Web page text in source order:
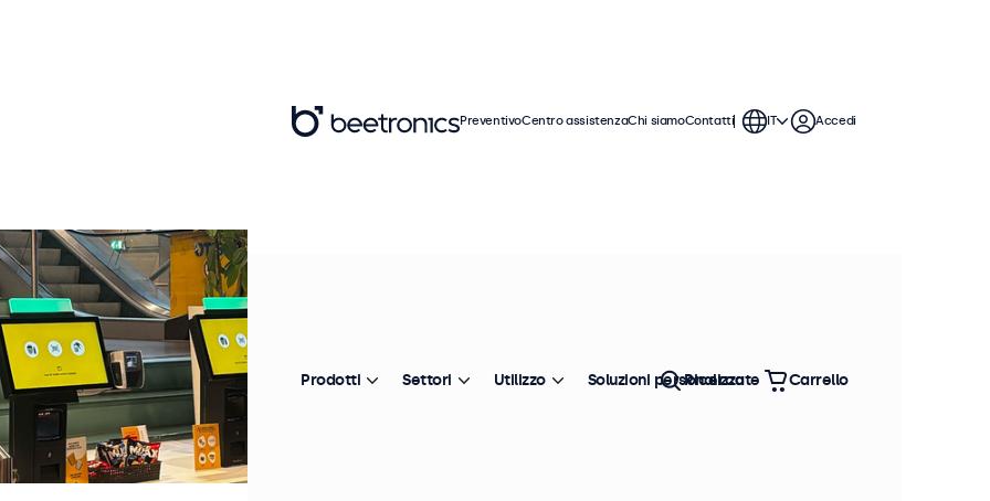
PreventivoCentro assistenzaChi siamoContatti IT Accedi
Prodotti Settori Utilizzo Soluzioni personalizzate
Ricerca Carrello